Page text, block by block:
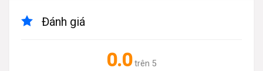
Đánh giá
0.0 trên 5